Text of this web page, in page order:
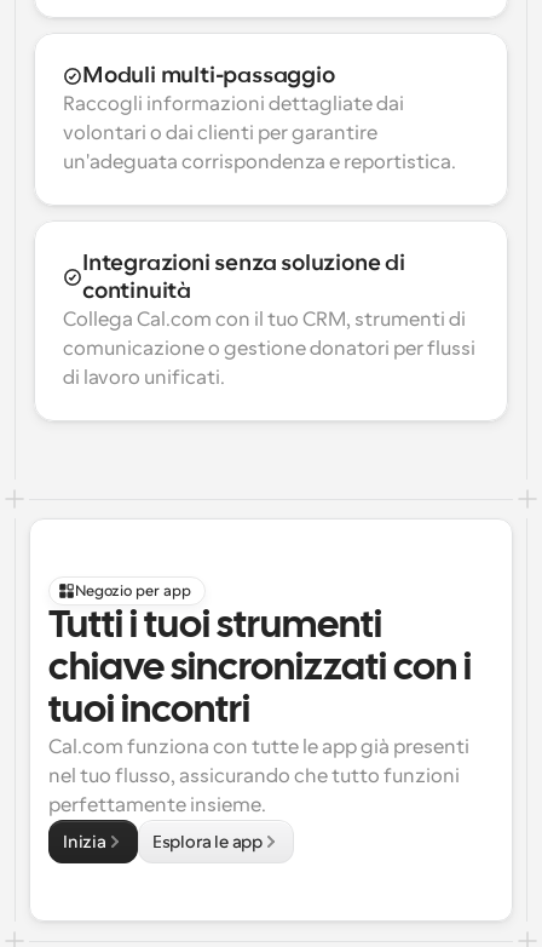
Moduli multi-passaggio
Raccogli informazioni dettagliate dai
volontari o dai clienti per garantire
un'adeguata corrispondenza e reportistica.
Integrazioni senza soluzione di
continuità
Collega Cal.com con il tuo CRM, strumenti di
comunicazione o gestione donatori per flussi
di lavoro unificati.
Negozio per app
Tutti i tuoi strumenti
chiave sincronizzati con i
tuoi incontri
Cal.com funziona con tutte le app già presenti
nel tuo flusso, assicurando che tutto funzioni
perfettamente insieme.
Inizia Esplora le app